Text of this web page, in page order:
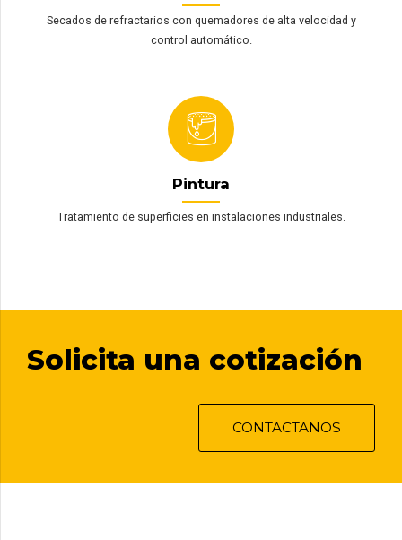
Secados de refractarios con quemadores de alta velocidad y
control automático.
Pintura
Tratamiento de superficies en instalaciones industriales.
Solicita una cotización
CONTACTANOS